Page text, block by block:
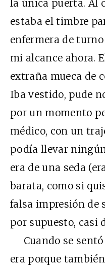
la única puerta. Al
estaba el timbre
enfermera de
mi alcance ahora.
extraña mueca de
Iba vestido, pude
por un momento
médico, con un
podía llevar
era de una seda
barata, como si
falsa impresión de
por supuesto, casi
Cuando se sentó
era porque